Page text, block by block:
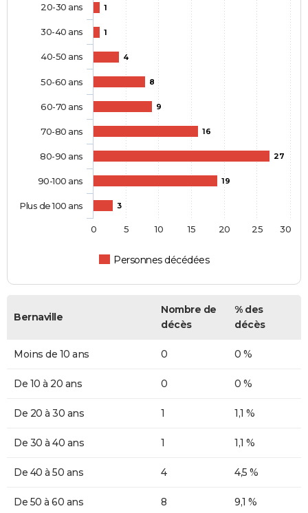
1
1
4
8
9
16
27
19
3
Personnes décédées
20-30 ans
30-40 ans
40-50 ans
50-60 ans
60-70 ans
70-80 ans
80-90 ans
90-100 ans
Plus de 100 ans
0 5 10 15 20 25 30
Bernaville
Nombre de
décès
% des
décès
Moins de 10 ans 0 0 %
De 10 à 20 ans 0 0 %
De 20 à 30 ans 1 1,1 %
De 30 à 40 ans 1 1,1 %
De 40 à 50 ans 4 4,5 %
De 50 à 60 ans 8 9,1 %